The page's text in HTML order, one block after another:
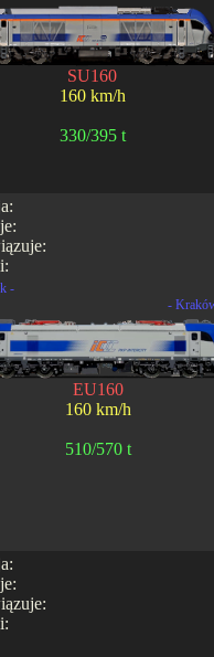
SU160
160 km/h
330/395 t
-
-
EU160
160 km/h
510/570 t